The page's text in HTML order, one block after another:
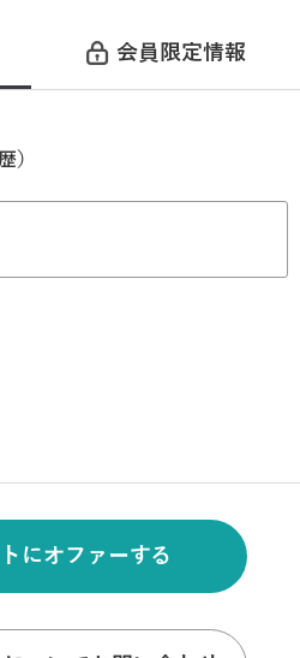
会員限定情報
）
にオファーする